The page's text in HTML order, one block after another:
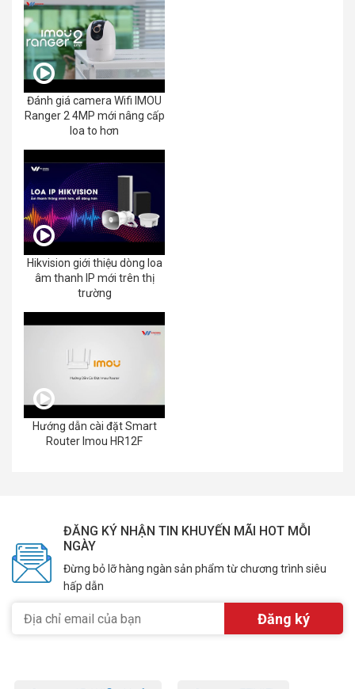
Đánh giá camera Wifi IMOU
Ranger 2 4MP mới nâng cấp
loa to hơn
Hikvision giới thiệu dòng loa
âm thanh IP mới trên thị
trường
Hướng dẫn cài đặt Smart
Router Imou HR12F
ĐĂNG KÝ NHẬN TIN KHUYẾN MÃI HOT MỖI
NGÀY
Đừng bỏ lỡ hàng ngàn sản phẩm từ chương trình siêu
hấp dẫn